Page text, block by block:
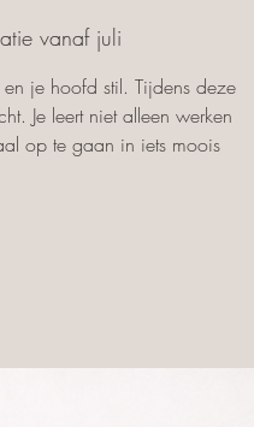
vanaf juli
je hoofd stil. Tijdens deze
Je leert niet alleen werken
op te gaan in iets moois